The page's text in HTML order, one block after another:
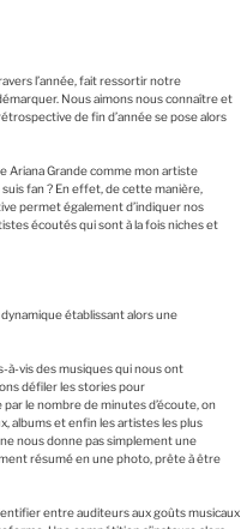
l’année, fait ressortir notre
Nous aimons nous connaître et
de fin d’année se pose alors
Ariana Grande comme mon artiste
fan ? En effet, de cette manière,
permet également d’indiquer nos
écoutés qui sont à la fois niches et
établissant alors une
à-vis des musiques qui nous ont
défiler les stories pour
le nombre de minutes d’écoute, on
albums et enfin les artistes les plus
nous donne pas simplement une
résumé en une photo, prête à être
entre auditeurs aux goûts musicaux